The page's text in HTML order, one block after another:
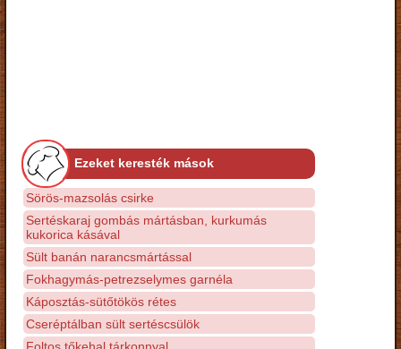
Ezeket keresték mások
Sörös-mazsolás csirke
Sertéskaraj gombás mártásban, kurkumás
kukorica kásával
Sült banán narancsmártással
Fokhagymás-petrezselymes garnéla
Káposztás-sütőtökös rétes
Cseréptálban sült sertéscsülök
Foltos tőkehal tárkonnyal